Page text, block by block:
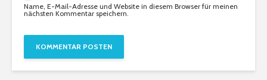
Name, E-Mail-Adresse und Website in diesem Browser für meinen
nächsten Kommentar speichern.